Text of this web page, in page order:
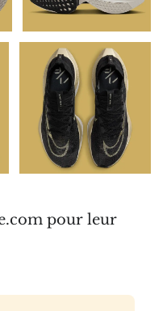
pour leur